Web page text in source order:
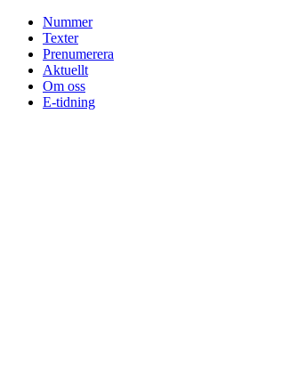
Skip
content
Nummer
Texter
Prenumerera
Aktuellt
Om oss
E-tidning